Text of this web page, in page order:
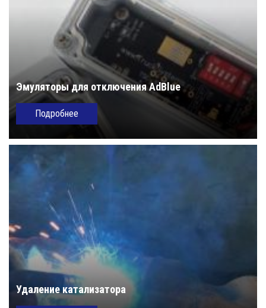
Эмуляторы для отключения AdBlue
Подробнее
Удаление катализатора